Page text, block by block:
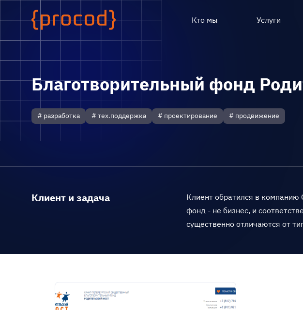
Кто мы Услуги
Благотворительный фонд
# разработка # тех.поддержка # проектирование # продвижение
Клиент и задача
Клиент обратился в компанию
фонд - не бизнес, и
существенно отличаются от